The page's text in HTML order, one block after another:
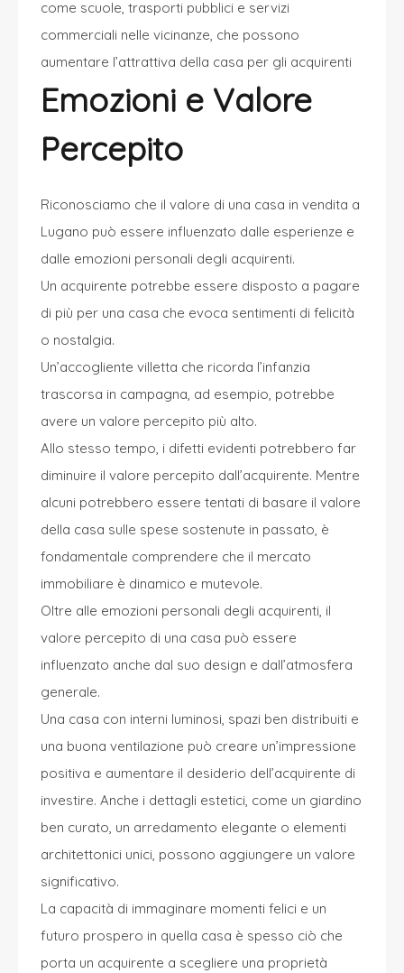
come scuole, trasporti pubblici e servizi
commerciali nelle vicinanze, che possono
aumentare l’attrattiva della casa per gli acquirenti
Emozioni e Valore
Percepito
Riconosciamo che il valore di una casa in vendita a
Lugano può essere influenzato dalle esperienze e
dalle emozioni personali degli acquirenti.
Un acquirente potrebbe essere disposto a pagare
di più per una casa che evoca sentimenti di felicità
o nostalgia.
Un’accogliente villetta che ricorda l’infanzia
trascorsa in campagna, ad esempio, potrebbe
avere un valore percepito più alto.
Allo stesso tempo, i difetti evidenti potrebbero far
diminuire il valore percepito dall’acquirente. Mentre
alcuni potrebbero essere tentati di basare il valore
della casa sulle spese sostenute in passato, è
fondamentale comprendere che il mercato
immobiliare è dinamico e mutevole.
Oltre alle emozioni personali degli acquirenti, il
valore percepito di una casa può essere
influenzato anche dal suo design e dall’atmosfera
generale.
Una casa con interni luminosi, spazi ben distribuiti e
una buona ventilazione può creare un’impressione
positiva e aumentare il desiderio dell’acquirente di
investire. Anche i dettagli estetici, come un giardino
ben curato, un arredamento elegante o elementi
architettonici unici, possono aggiungere un valore
significativo.
La capacità di immaginare momenti felici e un
futuro prospero in quella casa è spesso ciò che
porta un acquirente a scegliere una proprietà